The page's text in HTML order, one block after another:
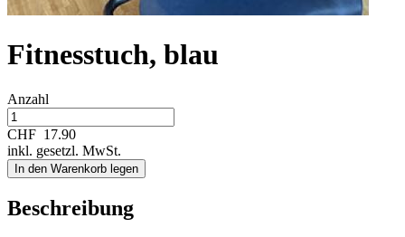
Fitnesstuch, blau
Anzahl
CHF 17.90
inkl. gesetzl. MwSt.
In den Warenkorb legen
Beschreibung